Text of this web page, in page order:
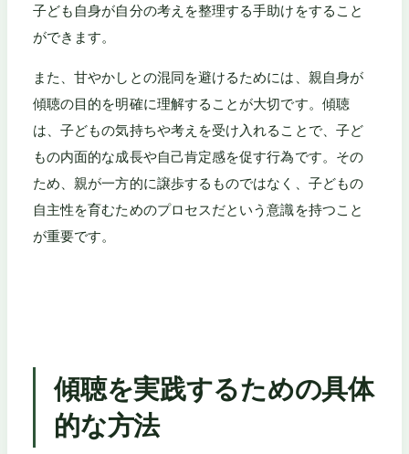
子ども自身が自分の考えを整理する手助けをすること
ができます。
また、甘やかしとの混同を避けるためには、親自身が
傾聴の目的を明確に理解することが大切です。傾聴
は、子どもの気持ちや考えを受け入れることで、子ど
もの内面的な成長や自己肯定感を促す行為です。その
ため、親が一方的に譲歩するものではなく、子どもの
自主性を育むためのプロセスだという意識を持つこと
が重要です。
傾聴を実践するための具体
的な方法